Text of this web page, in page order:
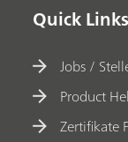
Quick Links
Jobs /
Product
Zertifikate